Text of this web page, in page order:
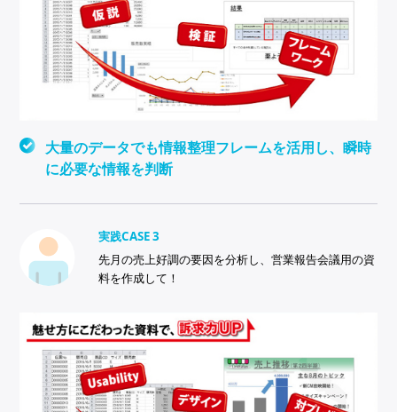
大量のデータでも情報整理フレームを活用し、瞬時
に必要な情報を判断
実践CASE 3
先月の売上好調の要因を分析し、営業報告会議用の資
料を作成して！